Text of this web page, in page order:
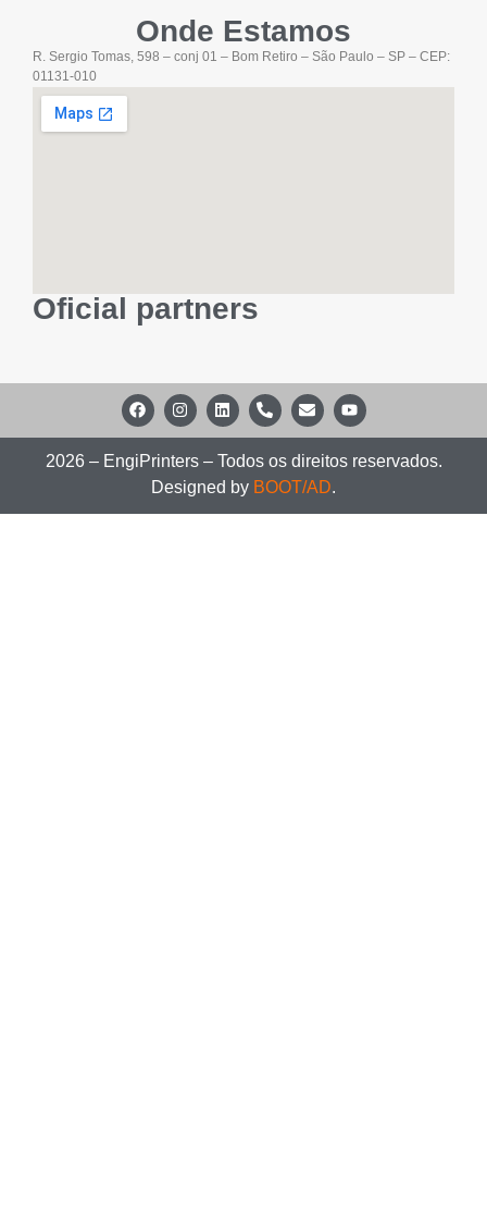
Onde Estamos
R. Sergio Tomas, 598 – conj 01 – Bom Retiro – São Paulo – SP – CEP:
01131-010
Oficial partners
2026 – EngiPrinters – Todos os direitos reservados.
Designed by BOOT/AD.